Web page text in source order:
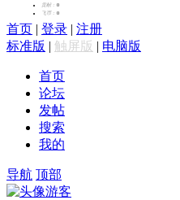
贡献： 0
飞币： 0
首页 | 登录 | 注册
标准版 | 触屏版 | 电脑版
首页
论坛
发帖
搜索
我的
导航 顶部
游客